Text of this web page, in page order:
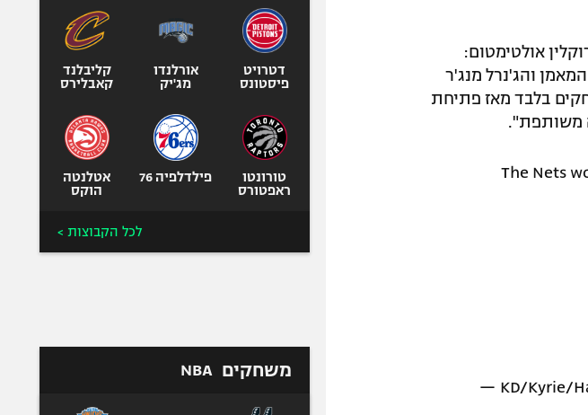
אולטימטום:
והג'נרל מנג'ר
בלבד מאז פתיחת
משותפת".
The Nets
— KD/Kyrie/
דטרויט
פיסטונס
אורלנדו
מג'יק
קליבלנד
קאבלירס
טורונטו
ראפטורס
פילדלפיה 76
אטלנטה
הוקס
לכל הקבוצות >
משחקים NBA